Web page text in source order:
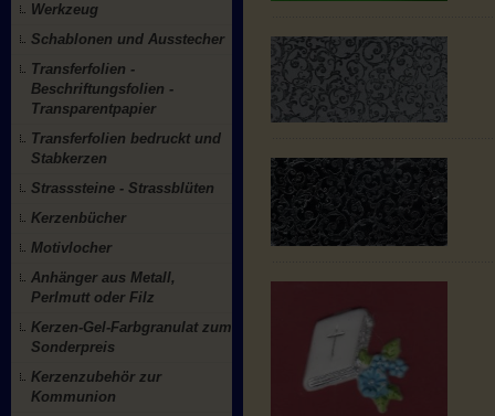
Werkzeug
Schablonen und Ausstecher
Transferfolien -
Beschriftungsfolien -
Transparentpapier
Transferfolien bedruckt und
Stabkerzen
Strasssteine - Strassblüten
Kerzenbücher
Motivlocher
Anhänger aus Metall,
Perlmutt oder Filz
Kerzen-Gel-Farbgranulat zum
Sonderpreis
Kerzenzubehör zur
Kommunion